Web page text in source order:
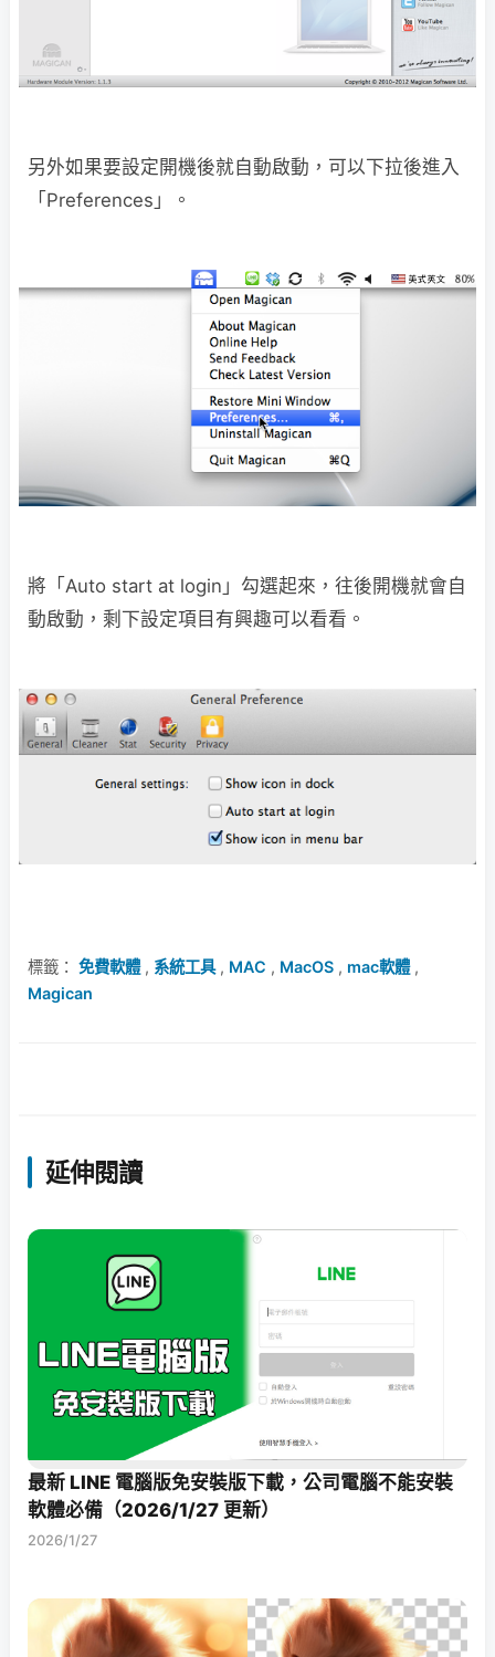
另外如果要設定開機後就自動啟動，可以下拉後進入
「Preferences」。
將「Auto start at login」勾選起來，往後開機就會自
動啟動，剩下設定項目有興趣可以看看。
標籤： 免費軟體, 系統工具, MAC , MacOS , mac軟體,
Magican
延伸閱讀
最新 LINE 電腦版免安裝版下載，公司電腦不能安裝
軟體必備（2026/1/27 更新）
2026/1/27